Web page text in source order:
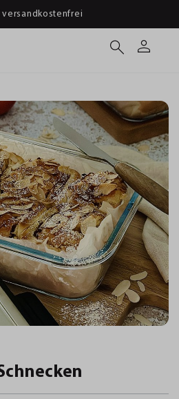
versandkostenfrei